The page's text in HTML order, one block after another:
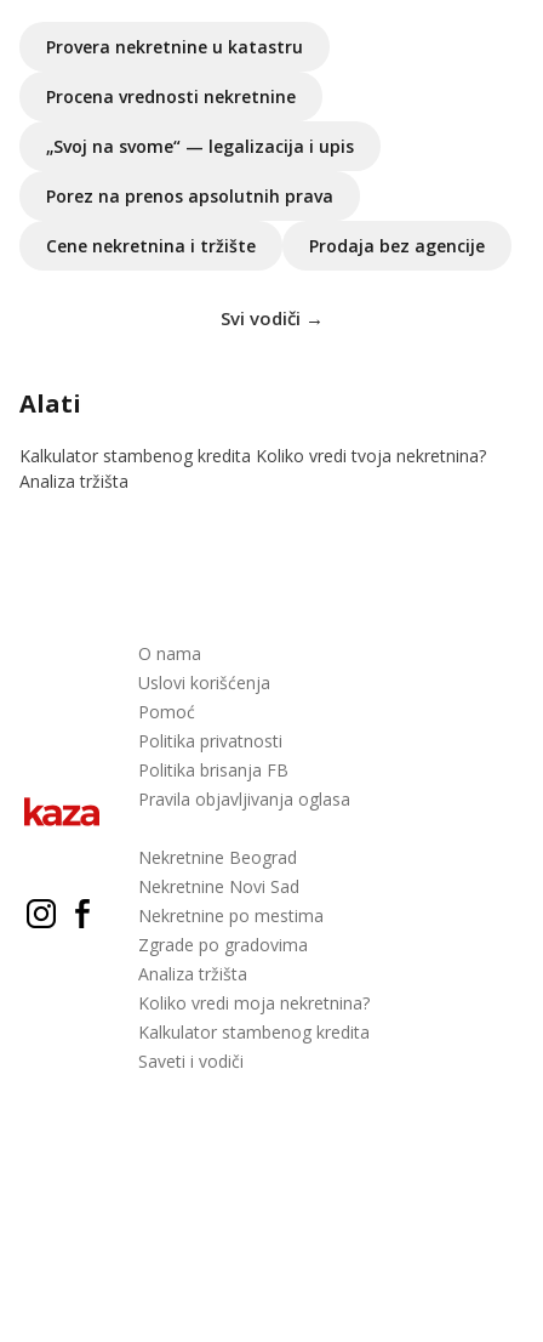
Provera nekretnine u katastru
Procena vrednosti nekretnine
„Svoj na svome“ — legalizacija i upis
Porez na prenos apsolutnih prava
Cene nekretnina i tržište Prodaja bez agencije
Svi vodiči →
Alati
Kalkulator stambenog kredita Koliko vredi tvoja nekretnina?
Analiza tržišta
O nama
Uslovi korišćenja
Pomoć
Politika privatnosti
Politika brisanja FB
Pravila objavljivanja oglasa
Nekretnine Beograd
Nekretnine Novi Sad
Nekretnine po mestima
Zgrade po gradovima
Analiza tržišta
Koliko vredi moja nekretnina?
Kalkulator stambenog kredita
Saveti i vodiči